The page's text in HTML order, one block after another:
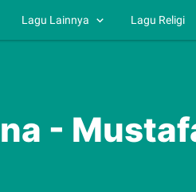
Lagu Lainnya Lagu Religi
-